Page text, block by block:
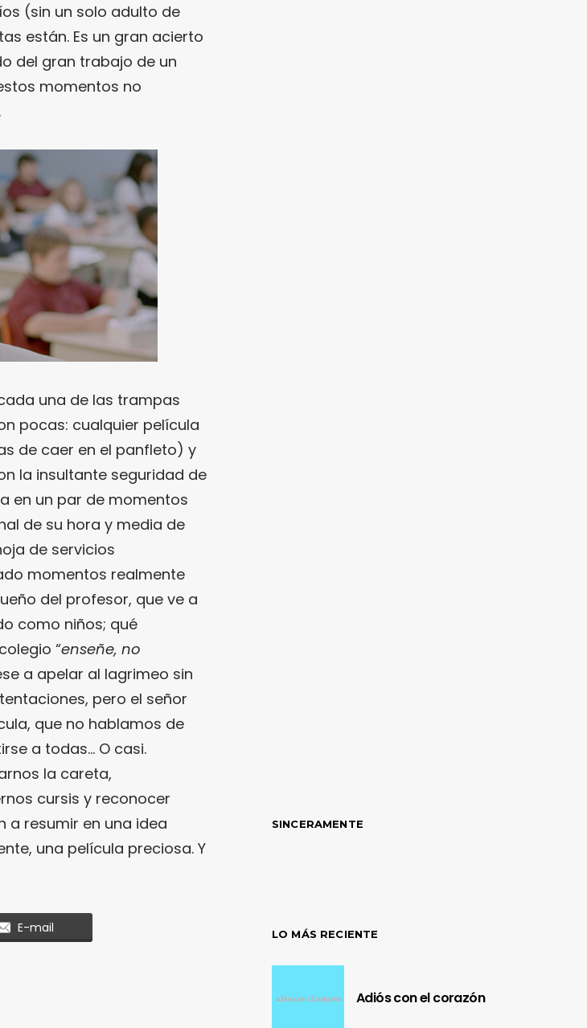
(sin un solo adulto de
están. Es un gran acierto
del gran trabajo de un
momentos no
una de las trampas
pocas: cualquier película
de caer en el panfleto) y
la insultante seguridad de
en un par de momentos
de su hora y media de
de servicios
momentos realmente
del profesor, que ve a
como niños; qué
“enseñe, no
a apelar al lagrimeo sin
pero el señor
que no hablamos de
a todas… O casi.
la careta,
cursis y reconocer
a resumir en una idea
una película preciosa. Y
E-mail
SINCERAMENTE
LO MÁS RECIENTE
Adiós con el corazón